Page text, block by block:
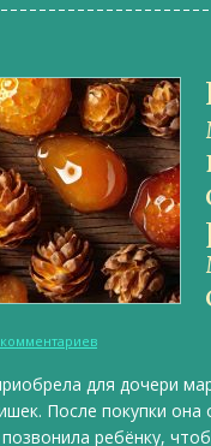
для дочери
После покупки
ребёнку,